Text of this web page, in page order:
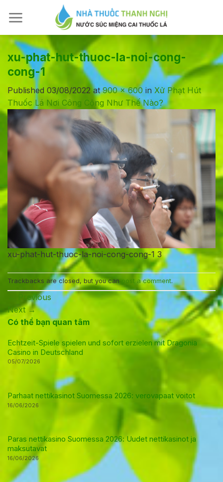
xu-phat-hut-thuoc-la-noi-cong-
cong-1
Published 03/08/2022at900 × 600 in Xử Phạt Hút
Thuốc Lá Nơi Công Cộng Như Thế Nào?
xu-phat-hut-thuoc-la-noi-cong-cong-1 3
Trackbacks are closed, but you can post a comment.
Previous
Next →
Có thể bạn quan tâm
Echtzeit-Spiele spielen und sofort erzielen mit Dragonia
Casino in Deutschland
05/07/2026
Parhaat nettikasinot Suomessa 2026: verovapaat voitot
16/06/2026
Paras nettikasino Suomessa 2026: Uudet nettikasinot ja
maksutavat
16/06/2026